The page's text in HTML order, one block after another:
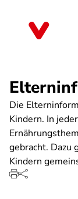
Die
Kindern. In
gebracht. Dazu
Kindern